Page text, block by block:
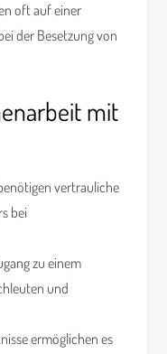
oft auf einer
der Besetzung von
mit
vertrauliche
bei
zu einem
und
ermöglichen es